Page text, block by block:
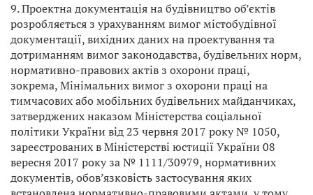
9. Проектна документація на будівництво об’єктів
розробляється з урахуванням вимог містобудівної
документації, вихідних даних на проектування та
дотриманням вимог законодавства, будівельних норм,
нормативно-правових актів з охорони праці,
зокрема, Мінімальних вимог з охорони праці на
тимчасових або мобільних будівельних майданчиках,
затверджених наказом Міністерства соціальної
політики України від 23 червня 2017 року № 1050,
зареєстрованих в Міністерстві юстиції України 08
вересня 2017 року за № 1111/30979, нормативних
документів, обов’язковість застосування яких